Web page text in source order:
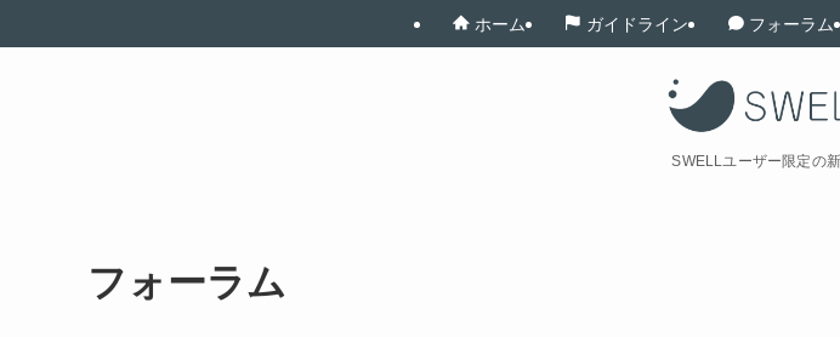
SWELLユーザー限定の
ホーム ガイドライン フォーラム
フォーラム